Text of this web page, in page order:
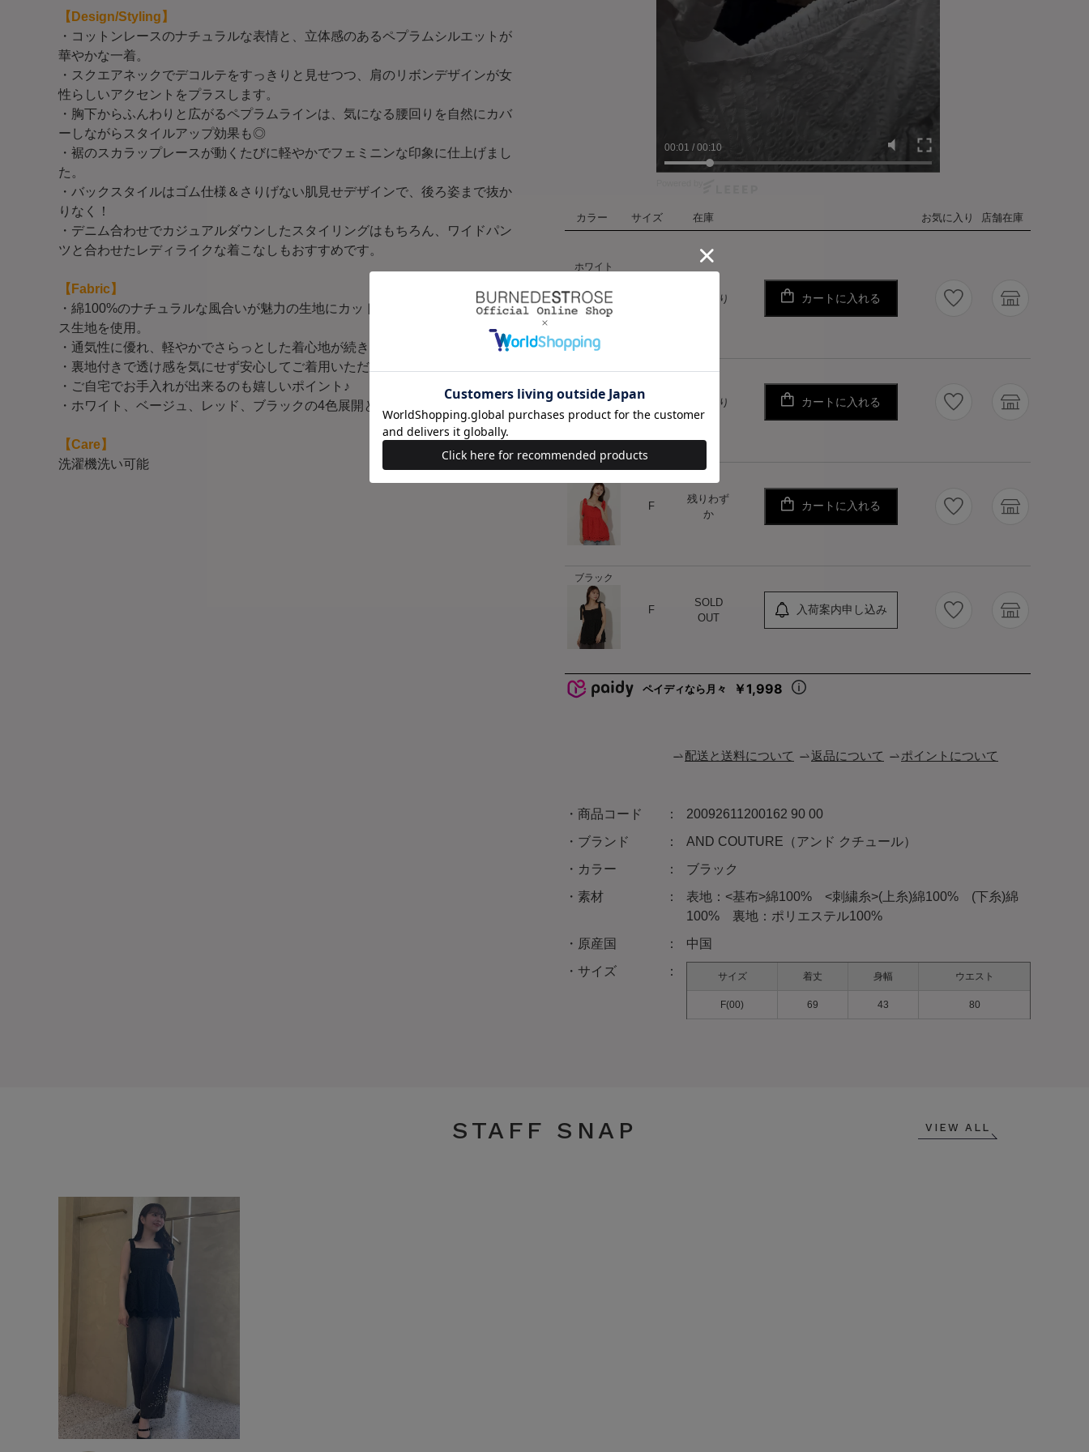
【Design/Styling】
・コットンレースのナチュラルな表情と、立体感のあるペプラムシルエットが
華やかな一着。
・スクエアネックでデコルテをすっきりと見せつつ、肩のリボンデザインが女
性らしいアクセントをプラスします。
・胸下からふんわりと広がるペプラムラインは、気になる腰回りを自然にカバ
ーしながらスタイルアップ効果も◎
・裾のスカラップレースが動くたびに軽やかでフェミニンな印象に仕上げまし
た。
・バックスタイルはゴム仕様＆さりげない肌見せデザインで、後ろ姿まで抜か
りなく！
・デニム合わせでカジュアルダウンしたスタイリングはもちろん、ワイドパン
ツと合わせたレディライクな着こなしもおすすめです。
【Fabric】
・綿100%のナチュラルな風合いが魅力の生地にカットワーク刺繍を施したレー
ス生地を使用。
・通気性に優れ、軽やかでさらっとした着心地が続きます。
・裏地付きで透け感を気にせず安心してご着用いただけます。
・ご自宅でお手入れが出来るのも嬉しいポイント♪
・ホワイト、ベージュ、レッド、ブラックの4色展開となります。
【Care】
洗濯機洗い可能
00:03 / 00:10
カラー サイズ 在庫 お気に入り 店舗在庫
ホワイト
在庫あり カートに入れる
ハート
ベージュ
在庫あり カートに入れる
ハート
F
残りわず
か
カートに入れる
ブラック
F
SOLD
OUT
入荷案内申し込み
ペイディなら月々 ￥1,998
配送と送料について 返品について ポイントについて
商品コード
20092611200162 90 00
ブランド
AND COUTURE（アンド クチュール）
カラー
ブラック
素材
表地：<基布>綿100% <刺繍糸>(上糸)綿100% (下糸)綿
100% 裏地：ポリエステル100%
原産国
中国
サイズ
サイズ 着丈 身幅 ウエスト
F(00) 69 43 80
STAFF SNAP VIEW ALL